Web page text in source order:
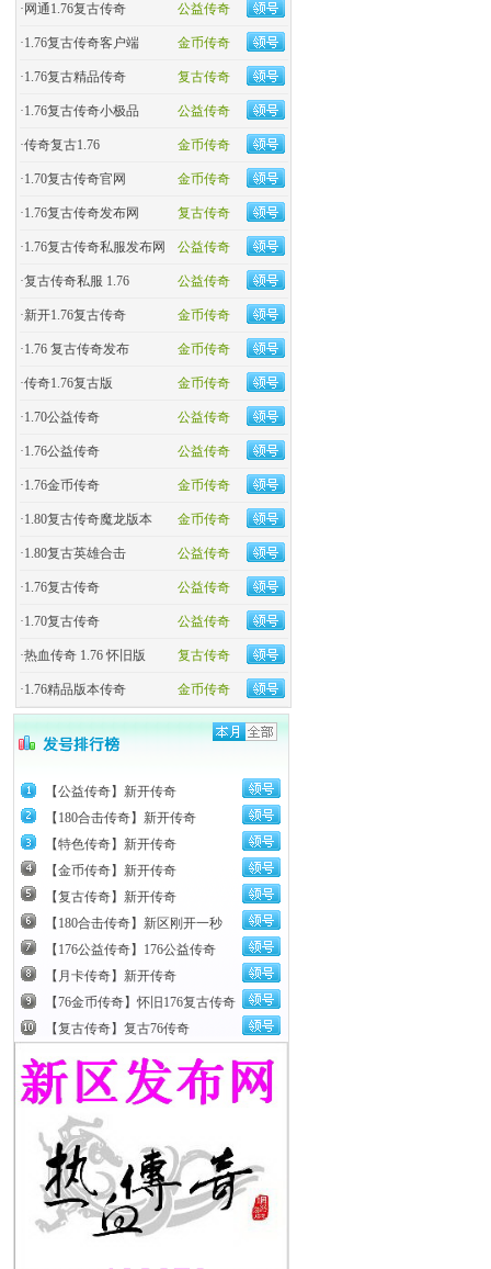
公益传奇
· 网通1.76复古传奇
金币传奇
·1.76复古传奇客户端
复古传奇
·1.76复古精品传奇
公益传奇
·1.76复古传奇小极品
金币传奇
·传奇复古1.76
金币传奇
·1.70复古传奇官网
复古传奇
·1.76复古传奇发布网
公益传奇
·1.76复古传奇私服发布网
公益传奇
·复古传奇私服 1.76
金币传奇
·新开1.76复古传奇
金币传奇
·1.76 复古传奇发布
金币传奇
·传奇1.76复古版
公益传奇
·1.70公益传奇
公益传奇
·1.76公益传奇
金币传奇
·1.76金币传奇
金币传奇
·1.80复古传奇魔龙版本
公益传奇
·1.80复古英雄合击
公益传奇
·1.76复古传奇
公益传奇
·1.70复古传奇
复古传奇
·热血传奇 1.76 怀旧版
金币传奇
·1.76精品版本传奇
【公益传奇】新开传奇
【180合击传奇】新开传奇
【特色传奇】新开传奇
【金币传奇】新开传奇
【复古传奇】新开传奇
【180合击传奇】新区刚开一秒
【176公益传奇】176公益传奇
【月卡传奇】新开传奇
【76金币传奇】怀旧176复古传奇
【复古传奇】复古76传奇